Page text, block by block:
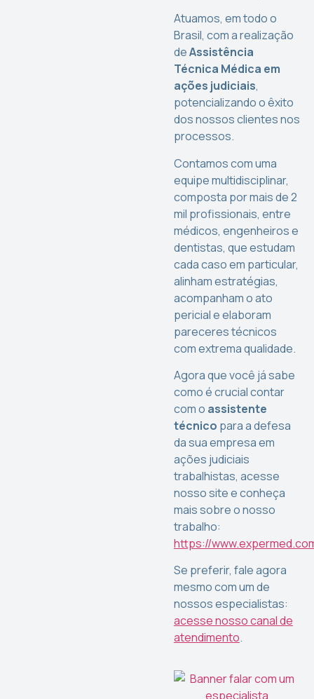
Atuamos, em todo o
Brasil, com a realização
deAssistência
Técnica Médica em
ações judiciais,
potencializando o êxito
dos nossos clientes nos
processos.
Contamos com uma
equipe multidisciplinar,
composta por mais de 2
mil profissionais, entre
médicos, engenheiros e
dentistas, que estudam
cada caso em particular,
alinham estratégias,
acompanham o ato
pericial e elaboram
pareceres técnicos
com extrema qualidade.
Agora que você já sabe
como é crucial contar
com o assistente
técnico para a defesa
da sua empresa em
ações judiciais
trabalhistas, acesse
nosso site e conheça
mais sobre o nosso
trabalho:
https://
Se preferir, fale agora
mesmo com um de
nossos especialistas:
acesse nosso canal de
atendimento.